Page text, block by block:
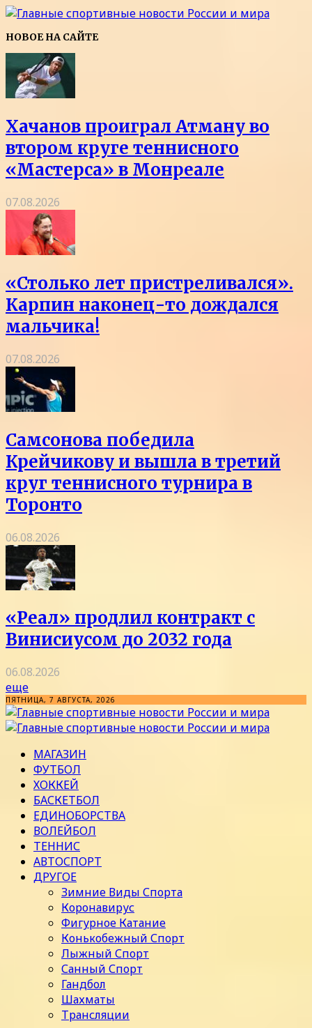
НОВОЕ НА САЙТЕ
Хачанов проиграл Атману во
втором круге теннисного
«Мастерса» в Монреале
07.08.2026
«Столько лет пристреливался».
Карпин наконец-то дождался
мальчика!
07.08.2026
Самсонова победила
Крейчикову и вышла в третий
круг теннисного турнира в
Торонто
06.08.2026
«Реал» продлил контракт с
Винисиусом до 2032 года
06.08.2026
еще
ПЯТНИЦА, 7 АВГУСТА, 2026
МАГАЗИН
ФУТБОЛ
ХОККЕЙ
БАСКЕТБОЛ
ЕДИНОБОРСТВА
ВОЛЕЙБОЛ
ТЕННИС
АВТОСПОРТ
ДРУГОЕ
Зимние Виды Спорта
Коронавирус
Фигурное Катание
Конькобежный Спорт
Лыжный Спорт
Санный Спорт
Гандбол
Шахматы
Трансляции